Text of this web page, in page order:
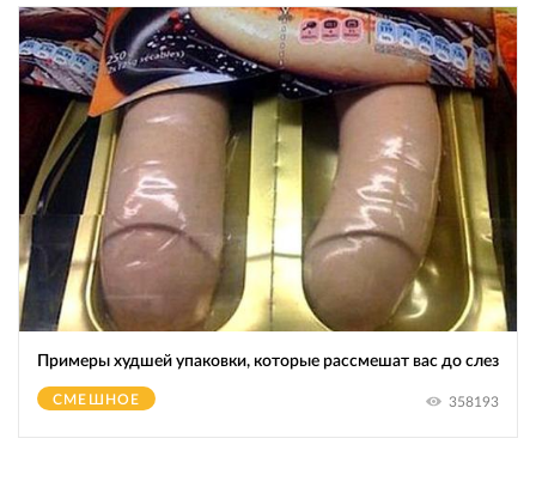
Примеры худшей упаковки, которые рассмешат вас до слез
СМЕШНОЕ 358193